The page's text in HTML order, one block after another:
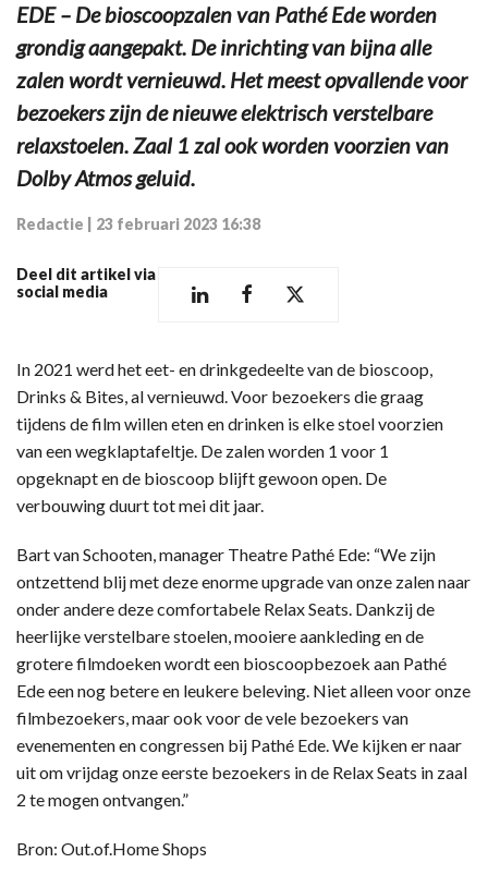
EDE – De bioscoopzalen van Pathé Ede worden
grondig aangepakt. De inrichting van bijna alle
zalen wordt vernieuwd. Het meest opvallende voor
bezoekers zijn de nieuwe elektrisch verstelbare
relaxstoelen. Zaal 1 zal ook worden voorzien van
Dolby Atmos geluid.
Redactie 23 februari 2023 16:38
Deel dit artikel via
social media
In 2021 werd het eet- en drinkgedeelte van de bioscoop,
Drinks & Bites, al vernieuwd. Voor bezoekers die graag
tijdens de film willen eten en drinken is elke stoel voorzien
van een wegklaptafeltje. De zalen worden 1 voor 1
opgeknapt en de bioscoop blijft gewoon open. De
verbouwing duurt tot mei dit jaar.
Bart van Schooten, manager Theatre Pathé Ede: “We zijn
ontzettend blij met deze enorme upgrade van onze zalen naar
onder andere deze comfortabele Relax Seats. Dankzij de
heerlijke verstelbare stoelen, mooiere aankleding en de
grotere filmdoeken wordt een bioscoopbezoek aan Pathé
Ede een nog betere en leukere beleving. Niet alleen voor onze
filmbezoekers, maar ook voor de vele bezoekers van
evenementen en congressen bij Pathé Ede. We kijken er naar
uit om vrijdag onze eerste bezoekers in de Relax Seats in zaal
2 te mogen ontvangen.”
Bron: Out.of.Home Shops